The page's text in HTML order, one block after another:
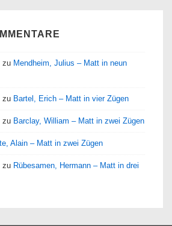
zu Mendheim, Julius – Matt in neun
zu Bartel, Erich – Matt in vier Zügen
zu Barclay, William – Matt in zwei Zügen
Alain – Matt in zwei Zügen
zu Rübesamen, Hermann – Matt in drei